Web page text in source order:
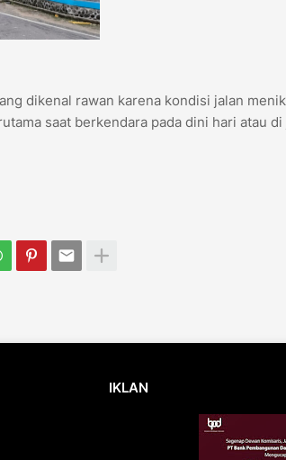
dikenal rawan karena kondisi jalan
saat berkendara pada dini hari atau
IKLAN